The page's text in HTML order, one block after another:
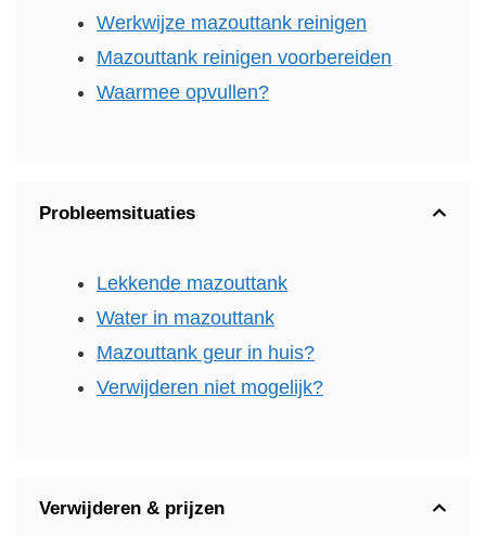
Werkwijze mazouttank reinigen
Mazouttank reinigen voorbereiden
Waarmee opvullen?
Probleemsituaties
Lekkende mazouttank
Water in mazouttank
Mazouttank geur in huis?
Verwijderen niet mogelijk?
Verwijderen & prijzen